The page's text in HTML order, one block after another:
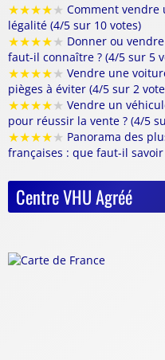
★★★★★ Comment
légalité (4/5 sur 10 votes)
★★★★★ Donner ou
faut-il connaître ? (4/5 sur 5
★★★★★ Vendre une
pièges à éviter (4/5 sur 2
★★★★★ Vendre un
pour réussir la vente ? (4/5
★★★★★ Panorama des
françaises : que faut-il
Centre VHU Agréé